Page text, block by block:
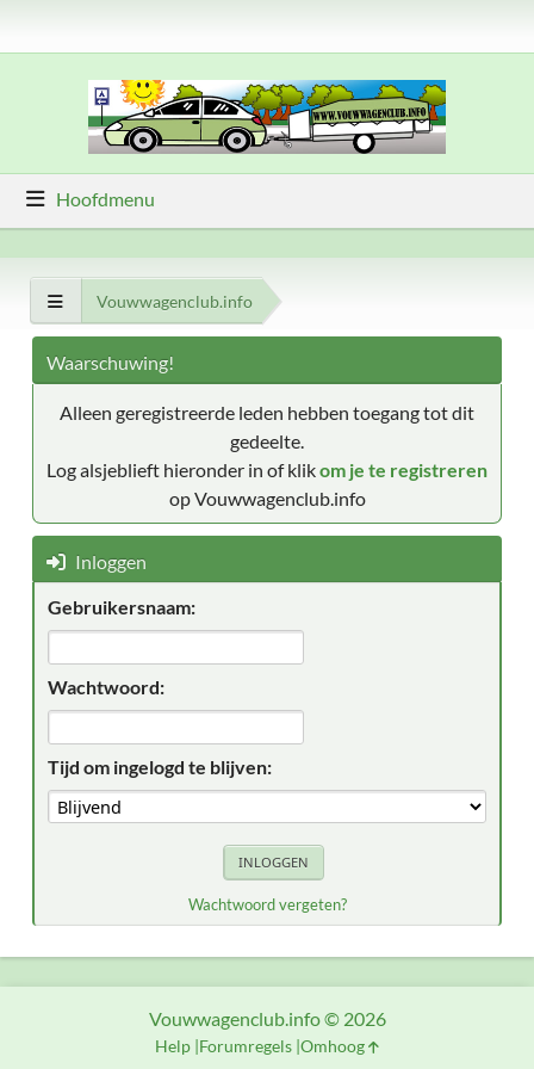
Hoofdmenu
Vouwwagenclub.info
Waarschuwing!
Alleen geregistreerde leden hebben toegang tot dit
gedeelte.
Log alsjeblieft hieronder in of klikom je te registreren
op Vouwwagenclub.info
Inloggen
Gebruikersnaam:
Wachtwoord:
Tijd om ingelogd te blijven:
Wachtwoord vergeten?
Vouwwagenclub.info © 2026
Help Forumregels Omhoog